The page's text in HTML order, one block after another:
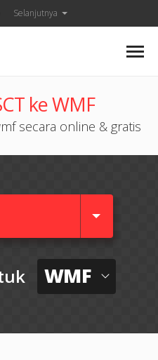
Selanjutnya
ke WMF
secara online & gratis
WMF